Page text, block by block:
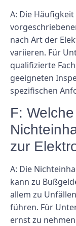
A: Die
nach Art der
variieren. Für
qualifizierte
geeigneten
spezifischen
F:
zur
A: Die
kann zu
allem zu
führen. Für
ernst zu